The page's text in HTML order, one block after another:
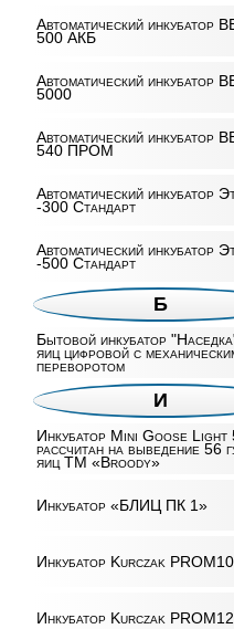
Автоматический инкубатор
500 АКБ
Автоматический инкубатор
5000
Автоматический инкубатор
540 ПРОМ
Автоматический инкубатор
-300 Стандарт
Автоматический инкубатор
-500 Стандарт
Б
Бытовой инкубатор
яиц цифровой с
переворотом
И
Инкубатор Mini Goose Light
рассчитан на выведение 56
яиц ТМ «Broody»
Инкубатор «БЛИЦ ПК 1»
Инкубатор Kurczak
Инкубатор Kurczak PROM12